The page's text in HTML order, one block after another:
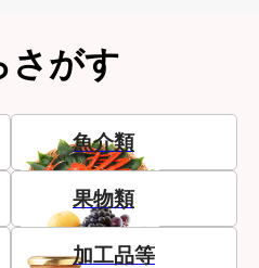
さがす
魚介類
果物類
加工品等